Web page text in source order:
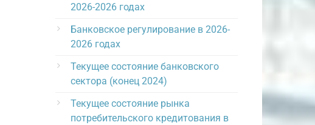
2026-2026 годах
Банковское регулирование в 2026-
2026 годах
Текущее состояние банковского
сектора (конец 2024)
Текущее состояние рынка
потребительского кредитования в